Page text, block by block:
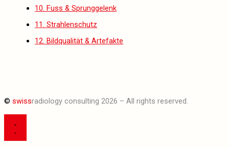
10. Fuss & Sprunggelenk
11. Strahlenschutz
12. Bildqualität & Artefakte
© swissradiology consulting 2026 – All rights reserved.